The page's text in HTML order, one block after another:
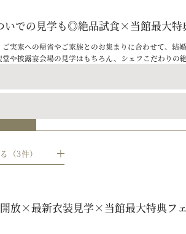
まで一日で体感できます。 経験豊富なプランナーが不
館最大特典付きで、賢くお得に結婚式準備をスタート
☆館内見学＆贅沢試食付きプランニ
へ、特別な初来館特典をご用意しました！平日限定で
婚式を実現するためのヒントやアイデアを見つけまし
に◎360°バーチャル見学＆見積相談
いでの見学も◎絶品試食×当館最大特
実家への帰省やご家族とのお集まりに合わせて、結
や披露宴会場の見学はもちろん、シェフこだわりの
、お盆限定で当館最大級の特典をご用意。遠方にお住
歓迎です。この機会にぜひ理想の結婚式をご相談くだ
／ 2027年にご結婚予定の方必見♪ 人気日程やお得なプ
らに、来館で早割特典もご用意！
（3件）
放×最新衣装見学×当館最大特典フェ